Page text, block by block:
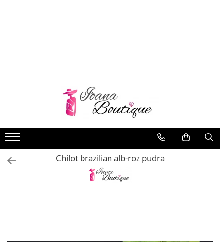
Chiloti clasici
Chiloti tanga
Compleuri & body-uriChilot brazilian alb-roz pudra